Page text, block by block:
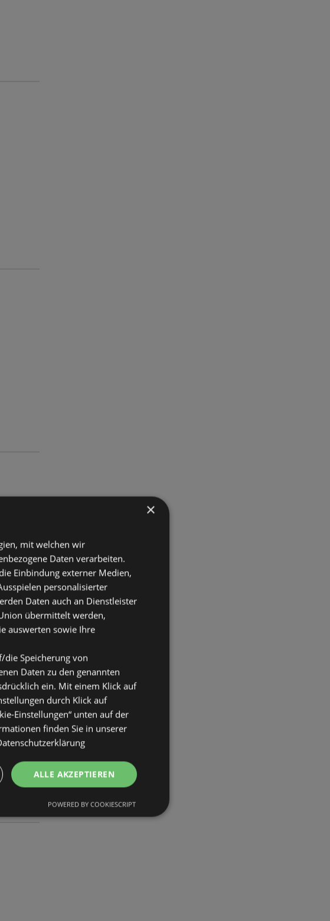
×
mit welchen wir
Daten verarbeiten.
Einbindung externer Medien,
personalisierter
Daten auch an Dienstleister
übermittelt werden,
auswerten sowie Ihre
die Speicherung von
Daten zu den genannten
ein. Mit einem Klick auf
durch Klick auf
Einstellungen“ unten auf der
finden Sie in unserer
ALLE AKZEPTIEREN
POWERED BY COOKIESCRIPT